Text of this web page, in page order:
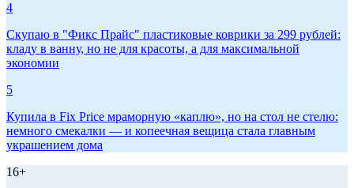
4
Скупаю в "Фикс Прайс" пластиковые коврики за 299 рублей:
кладу в ванну, но не для красоты, а для максимальной
экономии
5
Купила в Fix Price мраморную «каплю», но на стол не стелю:
немного смекалки — и копеечная вещица стала главным
украшением дома
16+